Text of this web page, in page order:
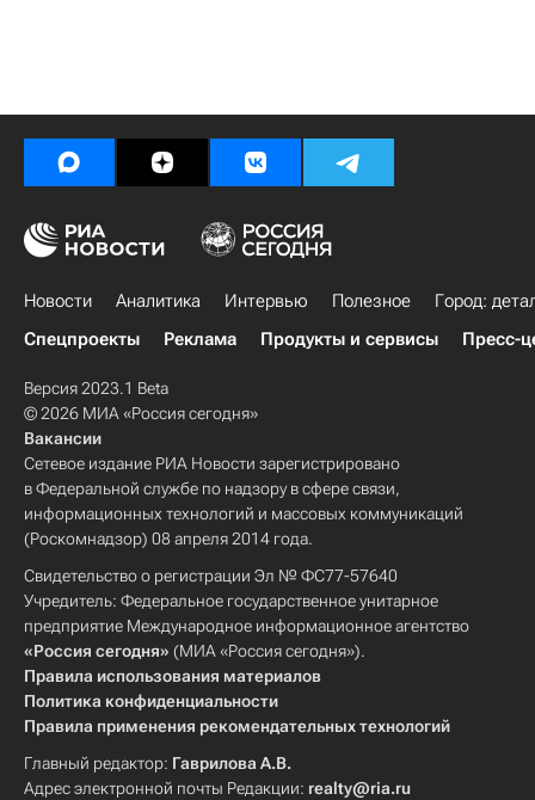
Новости Аналитика Интервью Полезное
Город:
Спецпроекты
Реклама Продукты и сервисы Пресс-
Версия 2023.1 Beta
© 2026 МИА «Россия сегодня»
Вакансии
Сетевое издание РИА Новости зарегистрировано
в Федеральной службе по надзору в сфере связи,
информационных технологий и массовых коммуникаций
(Роскомнадзор) 08 апреля 2014 года.
Свидетельство о регистрации Эл № ФС77-57640
Учредитель: Федеральное государственное унитарное
предприятие Международное информационное агентство
«Россия сегодня» (МИА «Россия сегодня»).
Правила использования материалов
Политика конфиденциальности
Правила применения рекомендательных технологий
Главный редактор: Гаврилова А.В.
Адрес электронной почты Редакции: realty@ria.ru